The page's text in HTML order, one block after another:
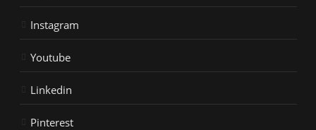
Instagram
Youtube
Linkedin
Pinterest